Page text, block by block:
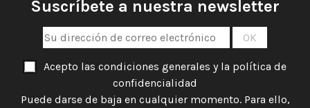
Suscríbete a nuestra newsletter
Acepto las condiciones generales y la política de
confidencialidad
Puede darse de baja en cualquier momento. Para ello,